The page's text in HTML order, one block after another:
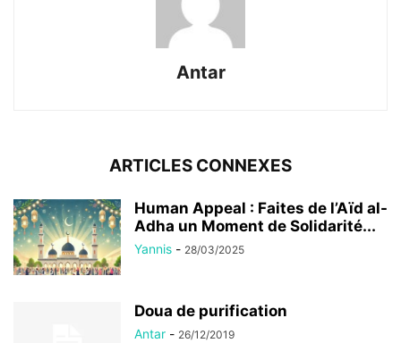
Antar
ARTICLES CONNEXES
Human Appeal : Faites de l’Aïd al-
Adha un Moment de Solidarité...
Yannis - 28/03/2025
Doua de purification
Antar - 26/12/2019